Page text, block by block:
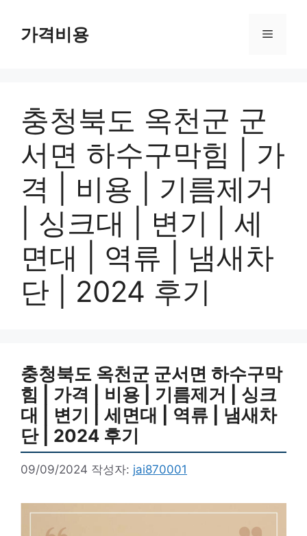
가격비용 메
충청북도 옥천군 군
서면 하수구막힘 | 가
격 | 비용 | 기름제거
| 싱크대 | 변기 | 세
면대 | 역류 | 냄새차
단 | 2024 후기
충청북도 옥천군 군서면 하수구막
힘 | 가격 | 비용 | 기름제거 | 싱크
대 | 변기 | 세면대 | 역류 | 냄새차
단 | 2024 후기
09/09/2024 작성자: jai870001